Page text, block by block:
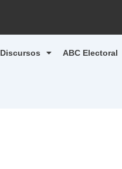
Discursos ABC Electoral